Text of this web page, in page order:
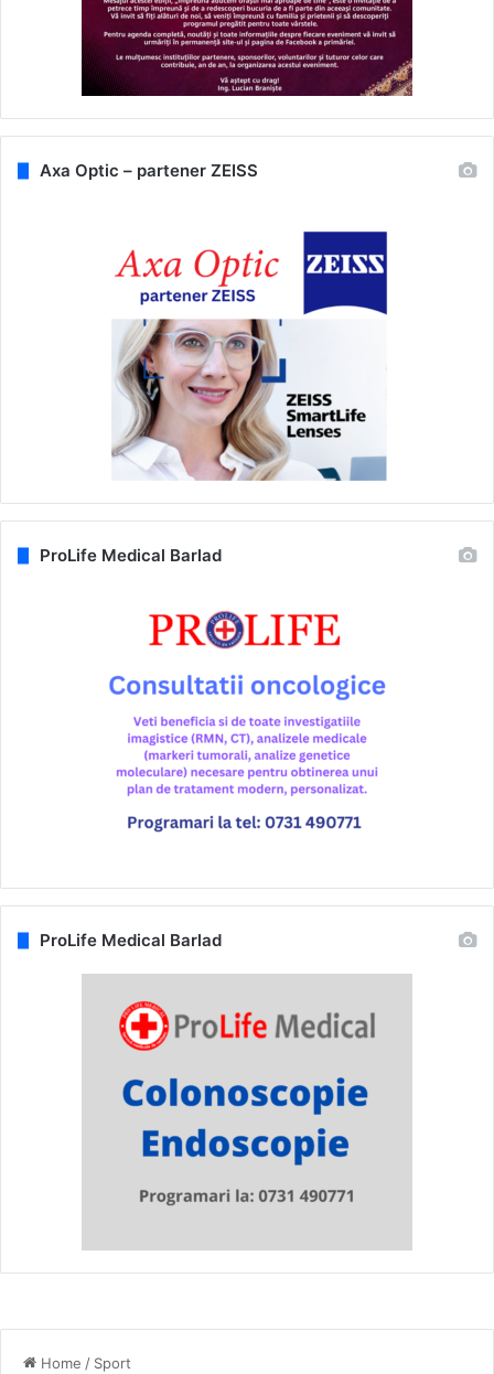
Home / Sport
Axa Optic – partener ZEISS
ProLife Medical Barlad
ProLife Medical Barlad